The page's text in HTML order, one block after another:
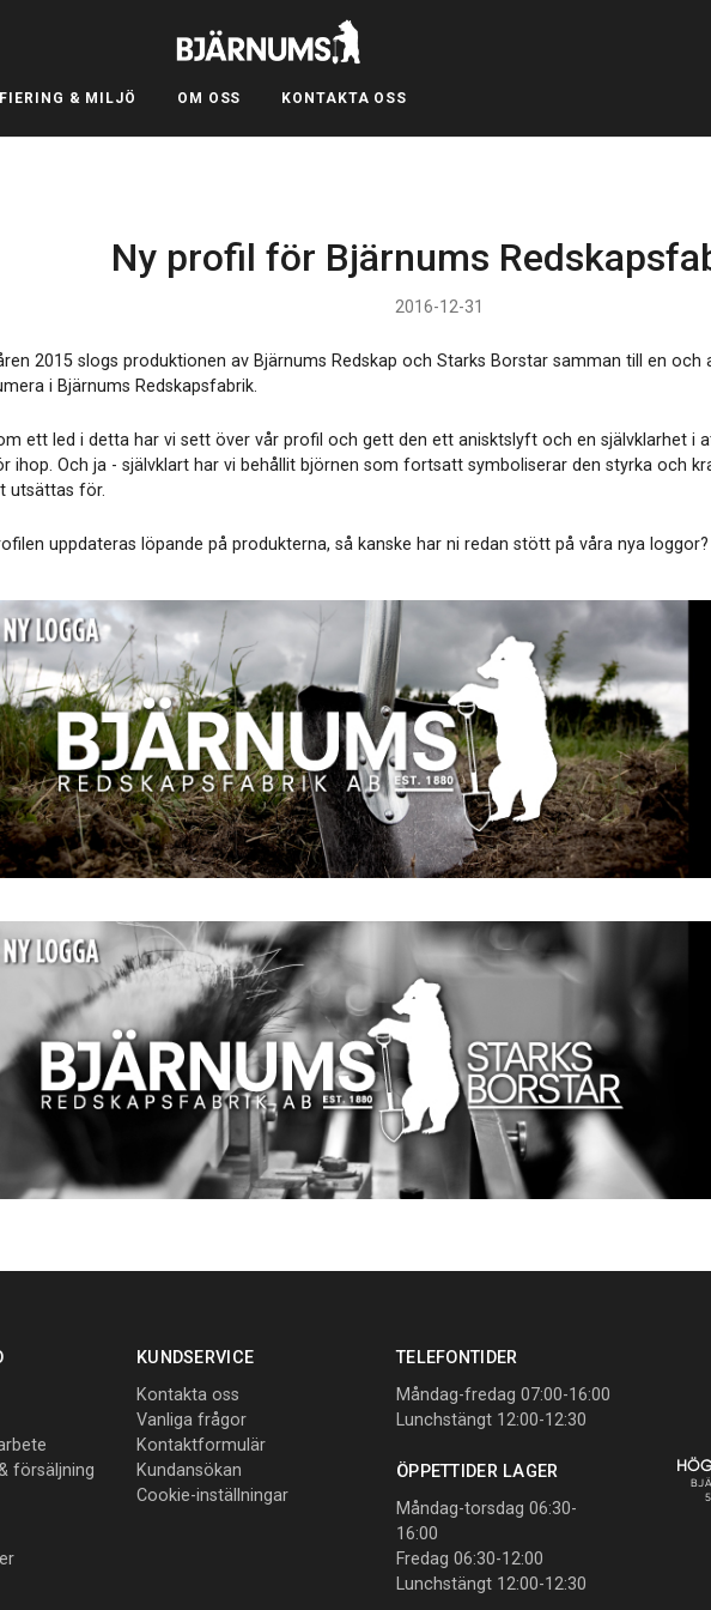
& MILJÖ OM OSS KONTAKTA OSS
Ny profil för Bjärnums
2016-12-31
2015 slogs produktionen av Bjärnums Redskap och Starks Borstar samman till en och
i Bjärnums Redskapsfabrik.
ett led i detta har vi sett över vår profil och gett den ett anisktslyft och en självklarhet i
ihop. Och ja - självklart har vi behållit björnen som fortsatt symboliserar den styrka och
utsättas för.
uppdateras löpande på produkterna, så kanske har ni redan stött på våra nya loggor?
försäljning
KUNDSERVICE
Kontakta oss
Vanliga frågor
Kontaktformulär
Kundansökan
Cookie-inställningar
TELEFONTIDER
Måndag-fredag 07:00-16:00
Lunchstängt 12:00-12:30
ÖPPETTIDER LAGER
Måndag-torsdag 06:30-
16:00
Fredag 06:30-12:00
Lunchstängt 12:00-12:30